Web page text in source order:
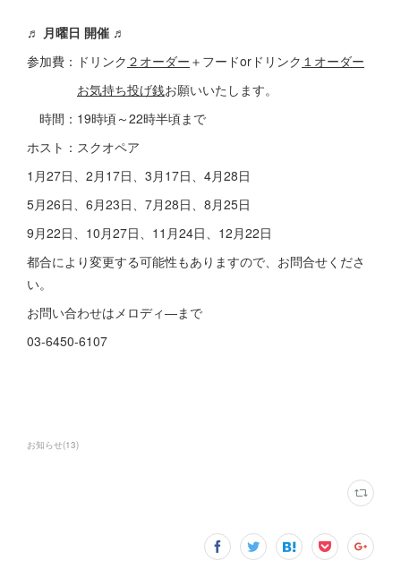
♬ 月曜日 開催 ♬
参加費：ドリンク ２オーダー ＋フードorドリンク １オーダー
お気持ち投げ銭お願いいたします。
時間：19時頃～22時半頃まで
ホスト：スクオペア
1月27日、2月17日、3月17日、4月28日
5月26日、6月23日、7月28日、8月25日
9月22日、10月27日、11月24日、12月22日
都合により変更する可能性もありますので、お問合せくださ
い。
お問い合わせはメロディ―まで
03-6450-6107
お知らせ(13)